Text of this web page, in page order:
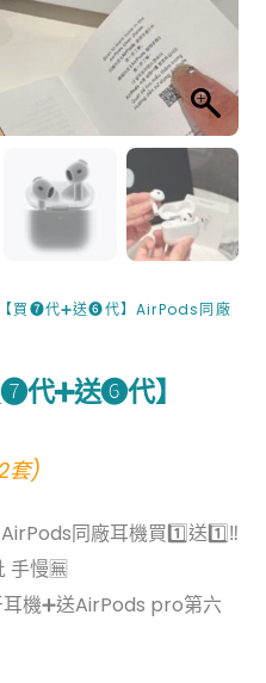
買❼代➕送❻代】AirPods同廠
代➕送❻代】
套)
同廠耳機買1️⃣送1️⃣‼️
手慢🈚️
機➕送AirPods pro第六